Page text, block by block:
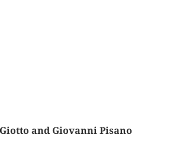
and Giovanni Pisano